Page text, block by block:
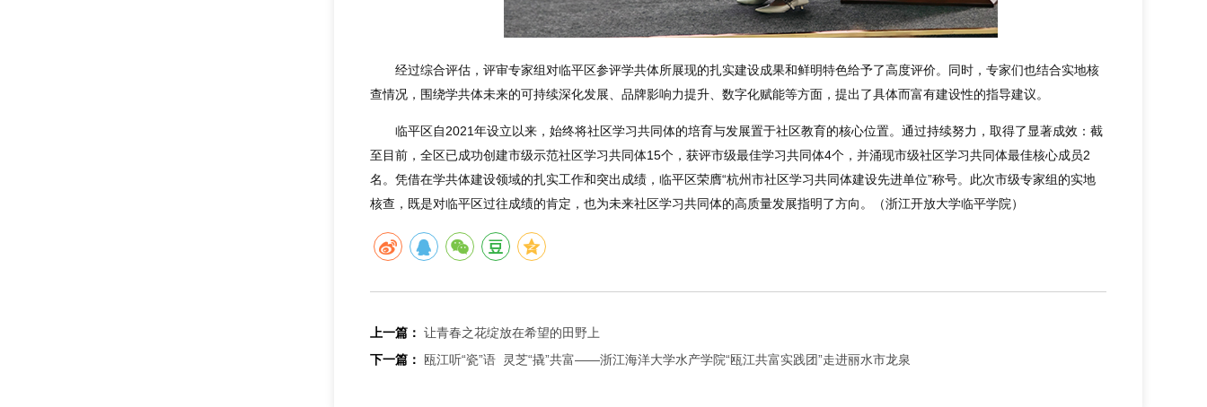
经过综合评估，评审专家组对临平区参评学共体所展现的扎实建设成果和鲜明特色给予了高度评价。同时，专家们也结合实地核
查情况，围绕学共体未来的可持续深化发展、品牌影响力提升、数字化赋能等方面，提出了具体而富有建设性的指导建议。
临平区自2021年设立以来，始终将社区学习共同体的培育与发展置于社区教育的核心位置。通过持续努力，取得了显著成效：截
至目前，全区已成功创建市级示范社区学习共同体15个，获评市级最佳学习共同体4个，并涌现市级社区学习共同体最佳核心成员2
名。凭借在学共体建设领域的扎实工作和突出成绩，临平区荣膺“杭州市社区学习共同体建设先进单位”称号。此次市级专家组的实地
核查，既是对临平区过往成绩的肯定，也为未来社区学习共同体的高质量发展指明了方向。（浙江开放大学临平学院）
上一篇： 让青春之花绽放在希望的田野上
下一篇：
瓯江听“瓷”语 灵芝“撬”共富——浙江海洋大学水产学院“瓯江共富实践团”走进丽水市龙泉